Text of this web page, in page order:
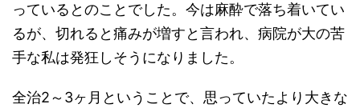
っているとのことでした。今は麻酔で落ち着いてい
るが、切れると痛みが増すと言われ、病院が大の苦
手な私は発狂しそうになりました。
全治2～3ヶ月ということで、思っていたより大きな